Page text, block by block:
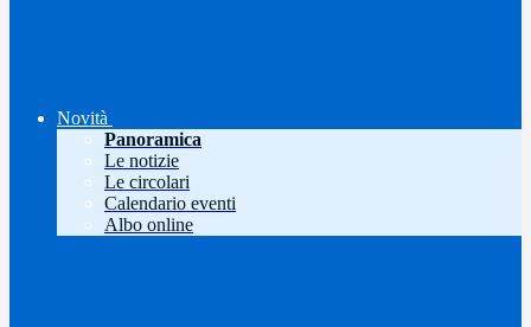
Novità
Panoramica
Le notizie
Le circolari
Calendario eventi
Albo online